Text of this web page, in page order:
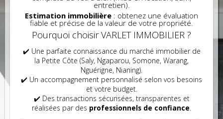
entretien).
Estimation immobilière : obtenez une évaluation
fiable et précise de la valeur de votre propriété.
Pourquoi choisir VARLET IMMOBILIER ?
✔️ Une parfaite connaissance du marché immobilier de
la Petite Côte (Saly, Ngaparou, Somone, Warang,
Nguérigne, Nianing).
✔️ Un accompagnement personnalisé selon vos besoins
et votre budget.
✔️ Des transactions sécurisées, transparentes et
réalisées par des professionnels de confiance.